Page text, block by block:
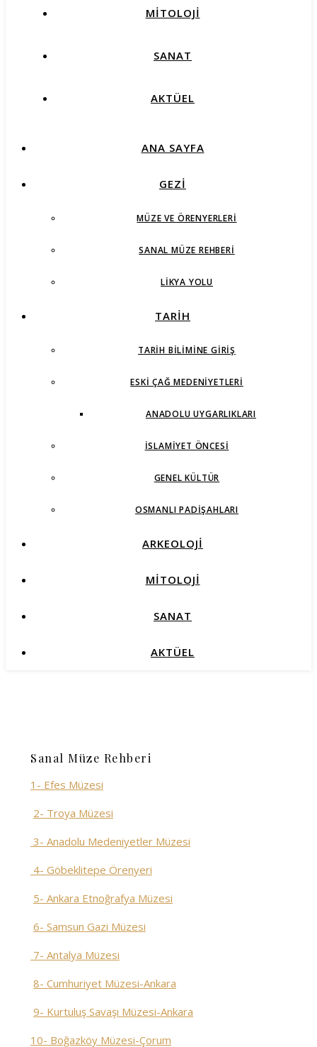
MİTOLOJİ
SANAT
AKTÜEL
ANA SAYFA
GEZİ
MÜZE VE ÖRENYERLERI
SANAL MÜZE REHBERI
LIKYA YOLU
TARİH
TARIH BILIMINE GIRIŞ
ESKI ÇAĞ MEDENIYETLERI
ANADOLU UYGARLIKLARI
İSLAMIYET ÖNCESI
GENEL KÜLTÜR
OSMANLI PADIŞAHLARI
ARKEOLOJİ
MİTOLOJİ
SANAT
AKTÜEL
Sanal Müze Rehberi
1- Efes Müzesi
2- Troya Müzesi
3- Anadolu Medeniyetler Müzesi
4- Göbeklitepe Örenyeri
5- Ankara Etnoğrafya Müzesi
6- Samsun Gazi Müzesi
7- Antalya Müzesi
8- Cumhuriyet Müzesi-Ankara
9- Kurtuluş Savaşı Müzesi-Ankara
10- Boğazköy Müzesi-Çorum